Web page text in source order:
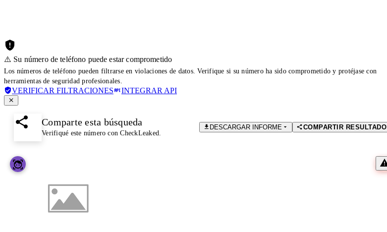
⚠️ Su número de teléfono puede estar comprometido
Los números de teléfono pueden filtrarse en violaciones de datos. Verifique si su número ha sido comprometido y protéjase con
herramientas de seguridad profesionales.
VERIFICAR FILTRACIONES INTEGRAR API
Comparte esta búsqueda
Verifiqué este número con CheckLeaked.
DESCARGAR INFORME COMPARTIR RESULTADO